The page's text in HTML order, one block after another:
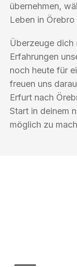
übernehmen,
Leben in
Überzeuge
Erfahrungen
noch heute für
freuen uns
Erfurt nach
Start in deinem
möglich zu